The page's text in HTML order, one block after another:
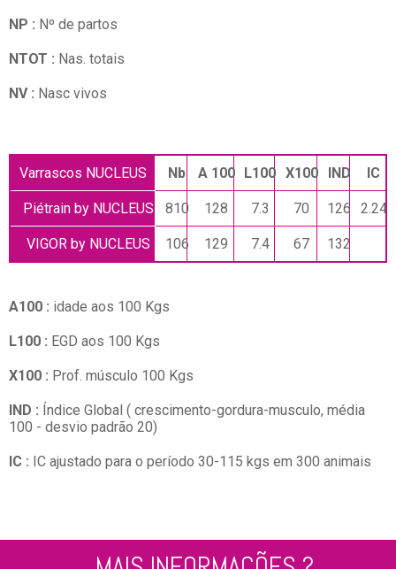
NP : Nº de partos
NTOT : Nas. totais
NV : Nasc vivos
Varrascos NUCLEUS Nb A 100 L100 X100 IND IC
Piétrainby NUCLEUS 810 128 7.3 70 126 2.24
VIGORby NUCLEUS 106 129 7.4 67 132
A100 : idade aos 100 Kgs
L100 : EGD aos 100 Kgs
X100 : Prof. músculo 100 Kgs
IND : Índice Global ( crescimento-gordura-musculo, média
100 - desvio padrão 20)
IC : IC ajustado para o período 30-115 kgs em 300 animais